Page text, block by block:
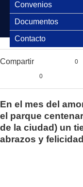
Convenios
Documentos
Contacto
Compartir 0
0
En el mes del
el parque
de la ciudad) un
abrazos y